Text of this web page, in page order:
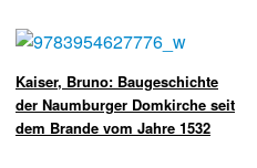
Kaiser, Bruno: Baugeschichte
der Naumburger Domkirche seit
dem Brande vom Jahre 1532